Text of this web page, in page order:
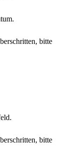
bitte
bitte